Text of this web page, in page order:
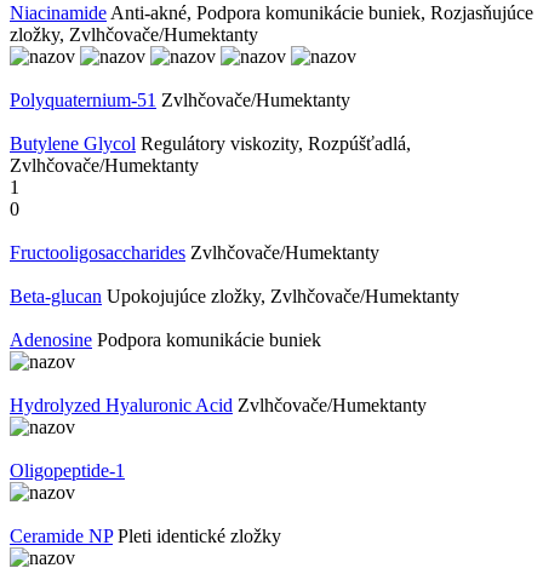
Niacinamide Anti-akné, Podpora komunikácie buniek, Rozjasňujúce
zložky, Zvlhčovače/Humektanty
Polyquaternium-51 Zvlhčovače/Humektanty
Butylene Glycol Regulátory viskozity, Rozpúšťadlá,
Zvlhčovače/Humektanty
1
0
Fructooligosaccharides Zvlhčovače/Humektanty
Beta-glucan Upokojujúce zložky, Zvlhčovače/Humektanty
Adenosine Podpora komunikácie buniek
Hydrolyzed Hyaluronic Acid Zvlhčovače/Humektanty
Oligopeptide-1
Ceramide NP Pleti identické zložky